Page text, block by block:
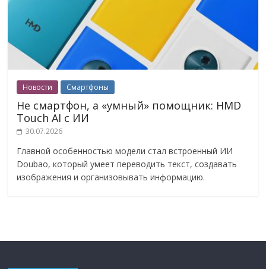
Новости Смартфоны
Не смартфон, а «умный» помощник: HMD
Touch AI с ИИ
30.07.2026
Главной особенностью модели стал встроенный ИИ
Doubao, который умеет переводить текст, создавать
изображения и организовывать информацию.